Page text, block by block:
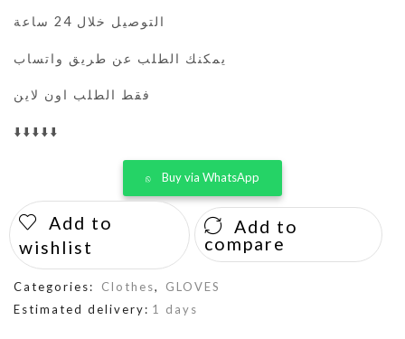
التوصيل خلال 24 ساعة
يمكنك الطلب عن طريق واتساب
فقط الطلب اون لاين
⬇️⬇️⬇️⬇️⬇️
Buy via WhatsApp
Add to
wishlist
Add to
compare
Categories: Clothes,
GLOVES
Estimated delivery: 1 days